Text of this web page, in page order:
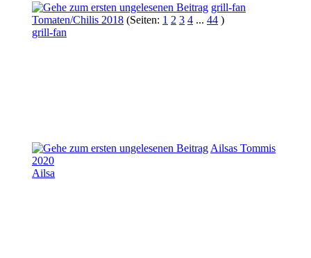
grill-fan
Tomaten/Chilis 2018 (Seiten: 1 2 3 4 ... 44 )
grill-fan
Ailsas Tommis
2020
Ailsa